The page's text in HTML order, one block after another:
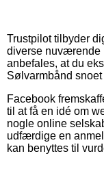
Trustpilot tilbyder
diverse nuværende
anbefales, at du
Sølvarmbånd
Facebook
til at få en idé om
nogle online
udfærdige en
kan benyttes til